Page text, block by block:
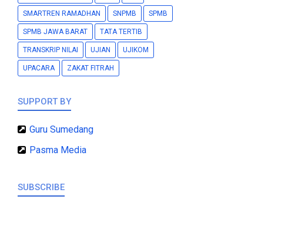
SMARTREN RAMADHAN SNPMB SPMB
SPMB JAWA BARAT TATA TERTIB
TRANSKRIP NILAI UJIAN UJIKOM
UPACARA ZAKAT FITRAH
SUPPORT BY
Guru Sumedang
Pasma Media
SUBSCRIBE